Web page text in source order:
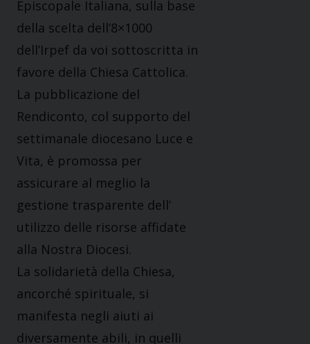
Episcopale Italiana, sulla base
della scelta dell’8×1000
dell’Irpef da voi sottoscritta in
favore della Chiesa Cattolica.
La pubblicazione del
Rendiconto, col supporto del
settimanale diocesano Luce e
Vita, è promossa per
assicurare al meglio la
gestione trasparente dell’
utilizzo delle risorse affidate
alla Nostra Diocesi.
La solidarietà della Chiesa,
ancorché spirituale, si
manifesta negli aiuti ai
diversamente abili, in quelli